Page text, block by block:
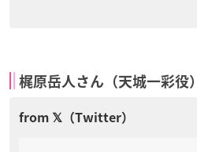
梶原岳人さん（天城一彩役）